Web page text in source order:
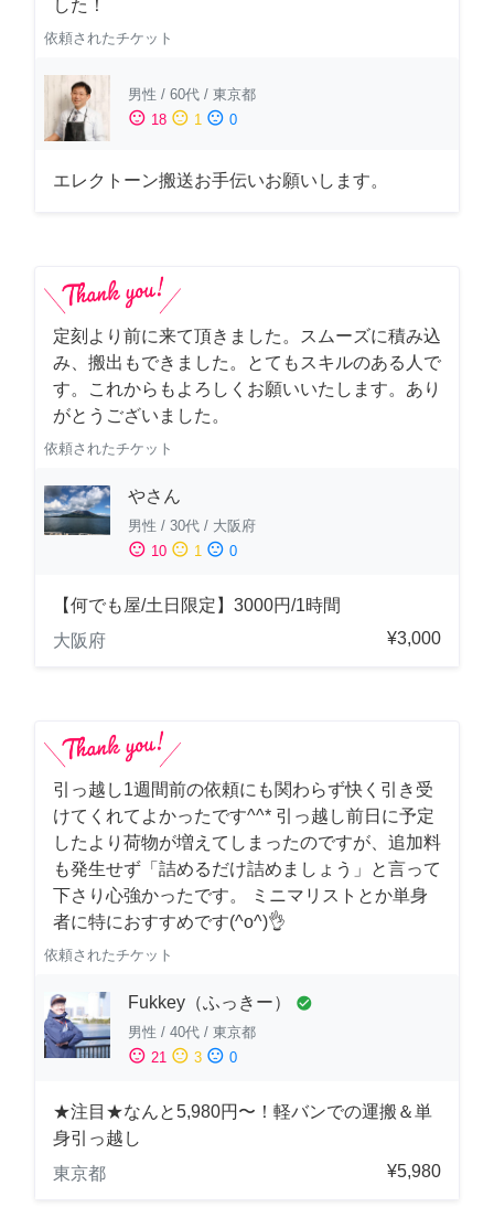
した！
依頼されたチケット
男性 / 60代 / 東京都
sentiment_satisfied 18 sentiment_neutral 1 sentiment_dissatisfied 0
エレクトーン搬送お手伝いお願いします。
定刻より前に来て頂きました。スムーズに積み込
み、搬出もできました。とてもスキルのある人で
す。これからもよろしくお願いいたします。あり
がとうございました。
依頼されたチケット
やさん
男性 / 30代 / 大阪府
sentiment_satisfied 10 sentiment_neutral 1 sentiment_dissatisfied 0
【何でも屋/土日限定】3000円/1時間
大阪府
¥3,000
引っ越し1週間前の依頼にも関わらず快く引き受
けてくれてよかったです^^* 引っ越し前日に予定
したより荷物が増えてしまったのですが、追加料
も発生せず「詰めるだけ詰めましょう」と言って
下さり心強かったです。 ミニマリストとか単身
者に特におすすめです(^o^)👌
依頼されたチケット
Fukkey（ふっきー） check_circle
男性 / 40代 / 東京都
sentiment_satisfied 21 sentiment_neutral 3 sentiment_dissatisfied 0
★注目★なんと5,980円〜！軽バンでの運搬＆単
身引っ越し
東京都
¥5,980